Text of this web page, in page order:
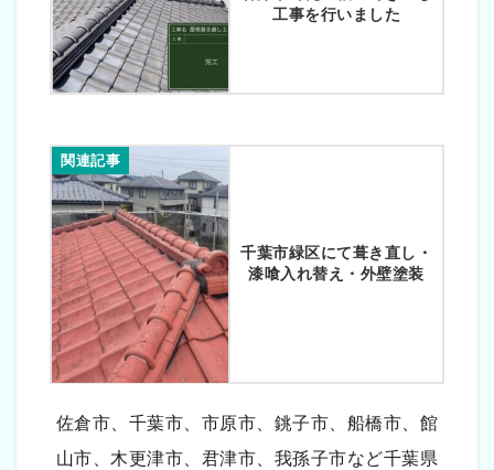
工事を行いました
関連記事
千葉市緑区にて葺き直し・
漆喰入れ替え・外壁塗装
佐倉市、千葉市、市原市、銚子市、船橋市、館
山市、木更津市、君津市、我孫子市など千葉県